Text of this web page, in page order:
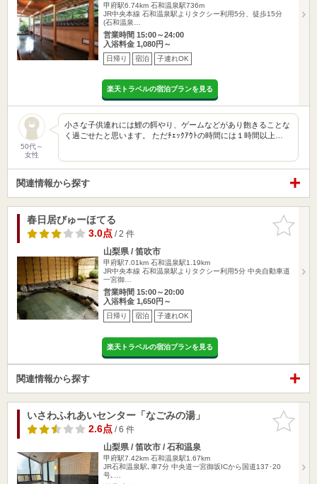
甲府駅6.74km 石和温泉駅736m
JR中央本線 石和温泉駅よりタクシー利用5分、徒歩15分
(石和温泉…
営業時間 15:00～24:00
入浴料金 1,080円～
日帰り 宿泊 子連れOK
楽天トラベルの宿泊プランを見る
50代～
女性
小さな子供連れには鯉の餌やり、ゲームなどがあり飽きることな
く過ごせたと思います。 ただﾁｪｯｸｱｳﾄの時間には１時間以上…
関連情報から探す
お気に入
りに追加
春日居びゅーほてる
3.0点/ 2 件
山梨県 / 笛吹市
甲府駅7.01km 石和温泉駅1.19km
JR中央本線 石和温泉駅よりタクシー利用5分 中央自動車道
一宮御…
営業時間 15:00～20:00
入浴料金 1,650円～
日帰り 宿泊 子連れOK
楽天トラベルの宿泊プランを見る
関連情報から探す
お気に入
りに追加
いさわふれあいセンター「なごみの湯」
2.6点/ 6 件
山梨県 / 笛吹市 / 石和温泉
甲府駅7.42km 石和温泉駅1.67km
JR石和温泉駅､車7分 中央道一宮御坂ICから国道137･20
号､…